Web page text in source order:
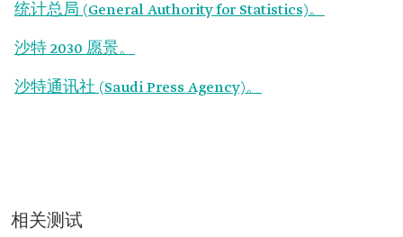
统计总局 (General Authority for Statistics)。
沙特 2030 愿景。
沙特通讯社 (Saudi Press Agency)。
相关测试